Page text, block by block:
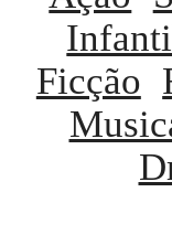
Ficção